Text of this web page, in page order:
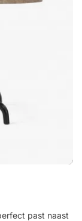
past naast